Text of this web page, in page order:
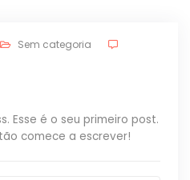
Sem categoria
Esse é o seu primeiro post.
comece a escrever!